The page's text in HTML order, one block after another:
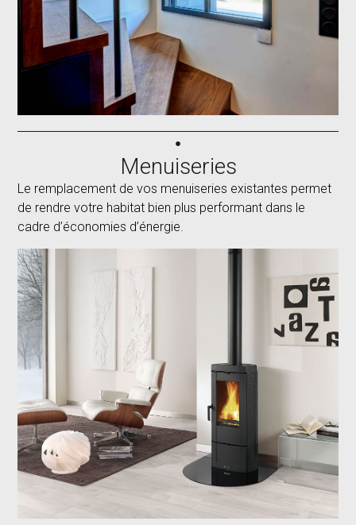
Menuiseries
Le remplacement de vos menuiseries existantes permet
de rendre votre habitat bien plus performant dans le
cadre d’économies d’énergie.